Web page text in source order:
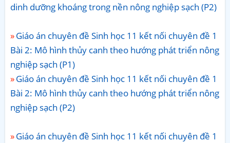
dinh dưỡng khoáng trong nền nông nghiệp sạch (P2)
Giáo án chuyên đề Sinh học 11 kết nối chuyên đề 1
Bài 2: Mô hình thủy canh theo hướng phát triển nông
nghiệp sạch (P1)
Giáo án chuyên đề Sinh học 11 kết nối chuyên đề 1
Bài 2: Mô hình thủy canh theo hướng phát triển nông
nghiệp sạch (P2)
Giáo án chuyên đề Sinh học 11 kết nối chuyên đề 1